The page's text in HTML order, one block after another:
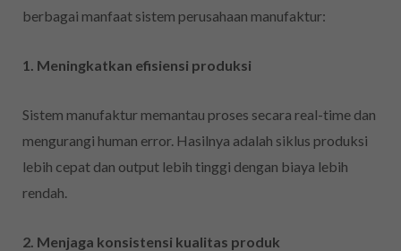
berbagai manfaat sistem perusahaan manufaktur:
1. Meningkatkan efisiensi produksi
Sistem manufaktur memantau proses secara real-time dan
mengurangi human error. Hasilnya adalah siklus produksi
lebih cepat dan output lebih tinggi dengan biaya lebih
rendah.
2. Menjaga konsistensi kualitas produk